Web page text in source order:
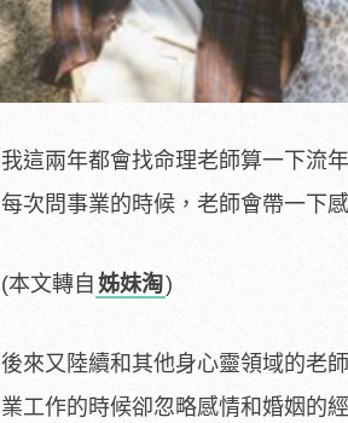
我這兩年都會找命理老師算一下流
每次問事業的時候，老師會帶一下
(本文轉自 姊妹淘)
後來又陸續和其他身心靈領域的老
業工作的時候卻忽略感情和婚姻的